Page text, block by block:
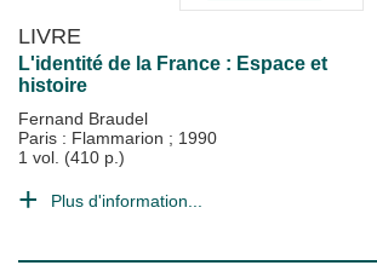
LIVRE
L'identité de la France : Espace et
histoire
Fernand Braudel
Paris : Flammarion ; 1990
1 vol. (410 p.)
Plus d'information...